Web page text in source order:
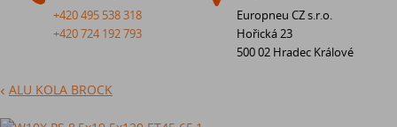
+420 495 538 318
+420 724 192 793
Europneu CZ s.r.o.
Hořická 23
500 02 Hradec Králové
ALU KOLA BROCK